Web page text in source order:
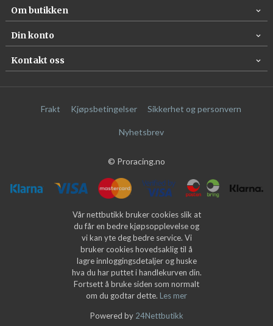
Om butikken
Din konto
Kontakt oss
Frakt Kjøpsbetingelser Sikkerhet og personvern
Nyhetsbrev
© Proracing.no
Vår nettbutikk bruker cookies slik at
du får en bedre kjøpsopplevelse og
vi kan yte deg bedre service. Vi
bruker cookies hovedsaklig til å
lagre innloggingsdetaljer og huske
hva du har puttet i handlekurven din.
Fortsett å bruke siden som normalt
om du godtar dette. Les mer
Powered by 24Nettbutikk